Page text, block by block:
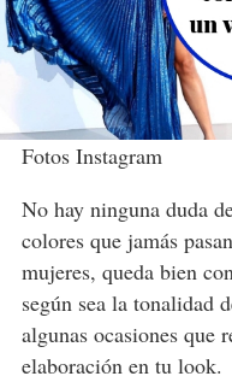
Fotos Instagram
No hay ninguna duda
colores que jamás
mujeres, queda bien
según sea la tonalidad
algunas ocasiones que
elaboración en tu look.